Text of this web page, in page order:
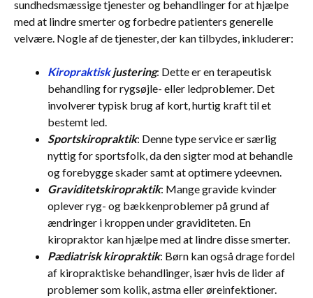
sundhedsmæssige tjenester og behandlinger for at hjælpe
med at lindre smerter og forbedre patienters generelle
velvære. Nogle af de tjenester, der kan tilbydes, inkluderer:
Kiropraktiskjustering: Dette er en terapeutisk
behandling for rygsøjle- eller ledproblemer. Det
involverer typisk brug af kort, hurtig kraft til et
bestemt led.
Sportskiropraktik: Denne type service er særlig
nyttig for sportsfolk, da den sigter mod at behandle
og forebygge skader samt at optimere ydeevnen.
Graviditetskiropraktik: Mange gravide kvinder
oplever ryg- og bækkenproblemer på grund af
ændringer i kroppen under graviditeten. En
kiropraktor kan hjælpe med at lindre disse smerter.
Pædiatrisk kiropraktik: Børn kan også drage fordel
af kiropraktiske behandlinger, især hvis de lider af
problemer som kolik, astma eller øreinfektioner.